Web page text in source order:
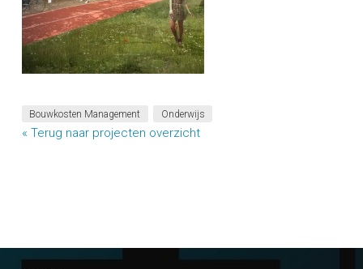
Bouwkosten Management Onderwijs
« Terug naar projecten overzicht